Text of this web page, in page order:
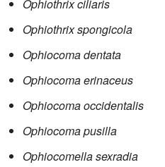
Ophiothrix ciliaris
Ophiothrix spongicola
Ophiocoma dentata
Ophiocoma erinaceus
Ophiocoma occidentalis
Ophiocoma pusilla
Ophiocomella sexradia